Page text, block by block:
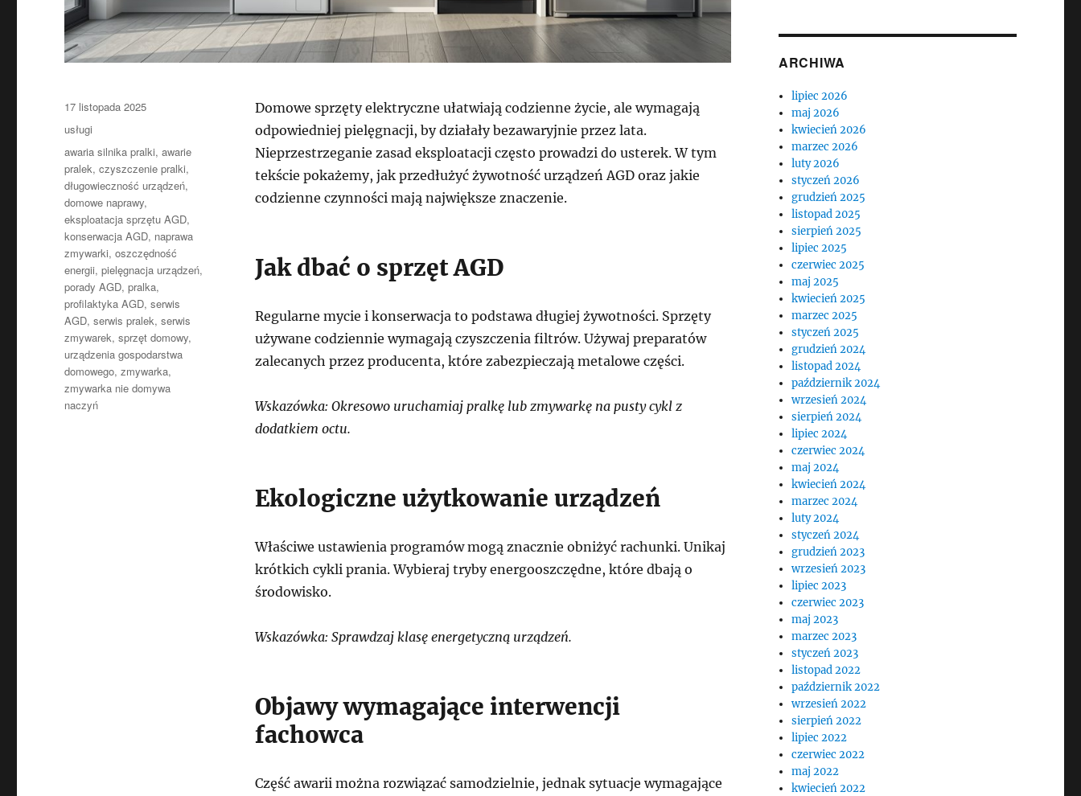
Domowe sprzęty elektryczne ułatwiają codzienne życie, ale wymagają
odpowiedniej pielęgnacji, by działały bezawaryjnie przez lata.
Nieprzestrzeganie zasad eksploatacji często prowadzi do usterek. W tym
tekście pokażemy, jak przedłużyć żywotność urządzeń AGD oraz jakie
codzienne czynności mają największe znaczenie.
Jak dbać o sprzęt AGD
Regularne mycie i konserwacja to podstawa długiej żywotności. Sprzęty
używane codziennie wymagają czyszczenia filtrów. Używaj preparatów
zalecanych przez producenta, które zabezpieczają metalowe części.
Wskazówka: Okresowo uruchamiaj pralkę lub zmywarkę na pusty cykl z
dodatkiem octu.
Ekologiczne użytkowanie urządzeń
Właściwe ustawienia programów mogą znacznie obniżyć rachunki. Unikaj
krótkich cykli prania. Wybieraj tryby energooszczędne, które dbają o
środowisko.
Wskazówka: Sprawdzaj klasę energetyczną urządzeń.
Objawy wymagające interwencji
fachowca
Część awarii można rozwiązać samodzielnie, jednak sytuacje wymagające
Data
publikacji
17 listopada 2025
Kategorie
usługi
Tagi
awaria silnika pralki,awarie
pralek,czyszczenie pralki,
długowieczność urządzeń,
domowe naprawy,
eksploatacja sprzętu AGD,
konserwacja AGD, naprawa
zmywarki,oszczędność
energii,pielęgnacja urządzeń,
porady AGD,pralka,
profilaktyka AGD,serwis
AGD,serwis pralek,serwis
zmywarek,sprzęt domowy,
urządzenia gospodarstwa
domowego,zmywarka,
zmywarka nie domywa
naczyń
ARCHIWA
lipiec 2026
maj 2026
kwiecień 2026
marzec 2026
luty 2026
styczeń 2026
grudzień 2025
listopad 2025
sierpień 2025
lipiec 2025
czerwiec 2025
maj 2025
kwiecień 2025
marzec 2025
styczeń 2025
grudzień 2024
listopad 2024
październik 2024
wrzesień 2024
sierpień 2024
lipiec 2024
czerwiec 2024
maj 2024
kwiecień 2024
marzec 2024
luty 2024
styczeń 2024
grudzień 2023
wrzesień 2023
lipiec 2023
czerwiec 2023
maj 2023
marzec 2023
styczeń 2023
listopad 2022
październik 2022
wrzesień 2022
sierpień 2022
lipiec 2022
czerwiec 2022
maj 2022
kwiecień 2022